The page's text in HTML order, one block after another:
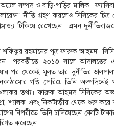
সম্পদ ও বাড়ি-গাড়ির মালিক।
নীতি গ্রহণ করলেও সিসিকের
টিকিয়ে রেখেছেন। এমন
রহমানের পুত্র ফারুক আহমদ।
পরবর্তীতে ২০১৩ সালে আদালতের
পর থেকেই মূলত তার দুর্নীতির
গণ্ডি পেরিয়ে তিনি অল্পদিনেই
তথ্য। ফারুক আহমদ সিসিকের
শ্যালক এবং নিকটাত্মীয় থেকে শুরু
বিপরীতে তিনি চালিয়েছেন কোটি
করেছেন।